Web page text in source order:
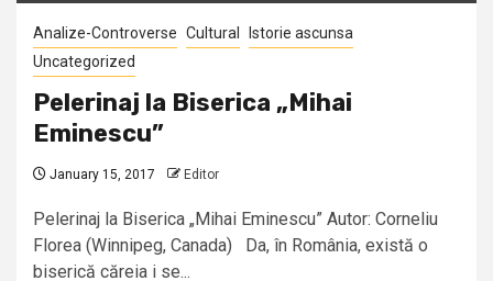
Analize-Controverse Cultural
Istorie ascunsa
Uncategorized
Pelerinaj la Biserica „Mihai
Eminescu”
January 15, 2017 Editor
Pelerinaj la Biserica „Mihai Eminescu” Autor: Corneliu
Florea (Winnipeg, Canada) Da, în România, există o
biserică căreia i se...